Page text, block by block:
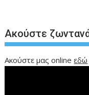
Ακούστε
Ακούστε μας onlineεδώ